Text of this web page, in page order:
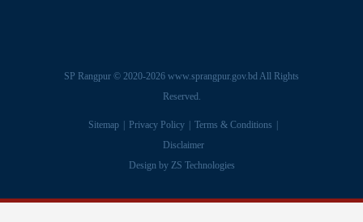
SP Rangpur © 2020-2026 www.sprangpur.gov.bd All Rights
Reserved.
Sitemap Privacy Policy
Terms & Conditions
Disclaimer
Design by ZS Technologies